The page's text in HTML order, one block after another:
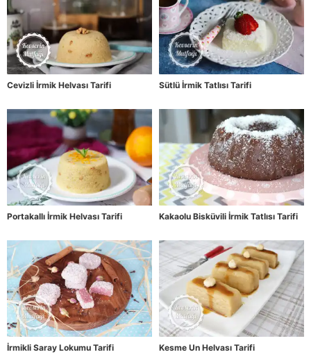
Cevizli İrmik Helvası Tarifi Sütlü İrmik Tatlısı Tarifi
Portakallı İrmik Helvası Tarifi Kakaolu Bisküvili İrmik Tatlısı Tarifi
İrmikli Saray Lokumu Tarifi Kesme Un Helvası Tarifi